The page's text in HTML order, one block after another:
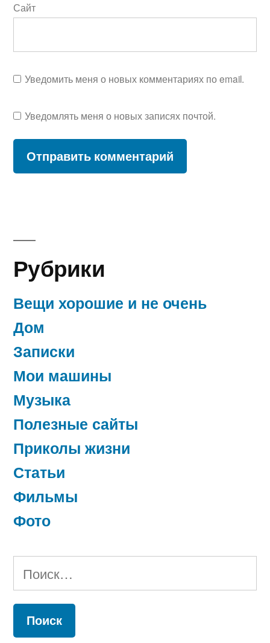
Сайт
Уведомить меня о новых комментариях по email.
Уведомлять меня о новых записях почтой.
Рубрики
Вещи хорошие и не очень
Дом
Записки
Мои машины
Музыка
Полезные сайты
Приколы жизни
Статьи
Фильмы
Фото
Найти: